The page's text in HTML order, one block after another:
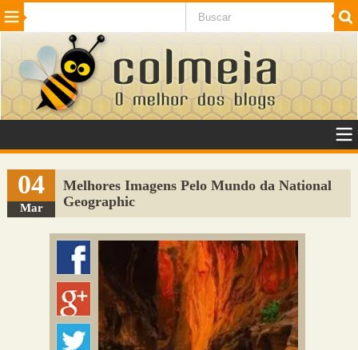
Beleza Cinema e TV
Internet Jogos NotÃ­cias SaÃºde
VeÃ­culos Adulto
Sugerir Link
Adicionar Blog
Colmeia Exchange
Perguntas Frequentes
04
Mar
Melhores Imagens Pelo Mundo da National
Geographic